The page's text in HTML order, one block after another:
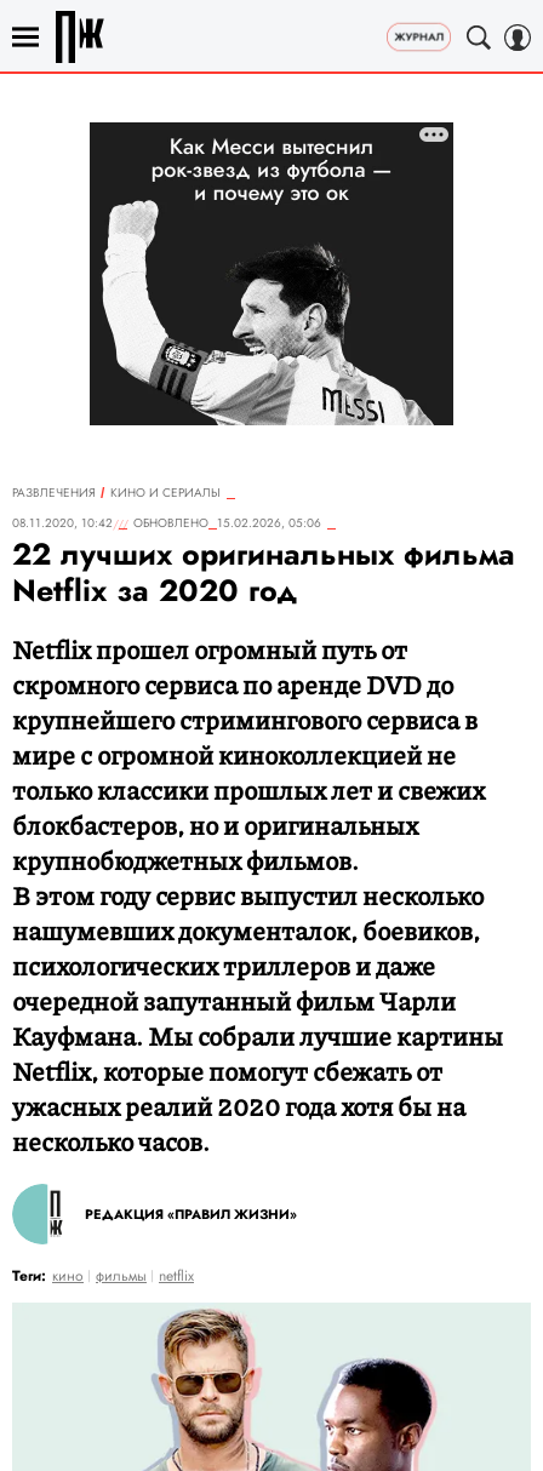
РАЗВЛЕЧЕНИЯ
КИНО И СЕРИАЛЫ
08.11.2020, 10:42
ОБНОВЛЕНО 15.02.2026, 05:06
22 лучших оригинальных фильма
Netflix за 2020 год
Netflix прошел огромный путь от
скромного сервиса по аренде DVD до
крупнейшего стримингового сервиса в
мире с огромной киноколлекцией не
только классики прошлых лет и свежих
блокбастеров, но и оригинальных
крупнобюджетных фильмов.
В этом году сервис выпустил несколько
нашумевших документалок, боевиков,
психологических триллеров и даже
очередной запутанный фильм Чарли
Кауфмана. Мы собрали лучшие картины
Netflix, которые помогут сбежать от
ужасных реалий 2020 года хотя бы на
несколько часов.
РЕДАКЦИЯ «ПРАВИЛ ЖИЗНИ»
Теги: кино фильмы netflix